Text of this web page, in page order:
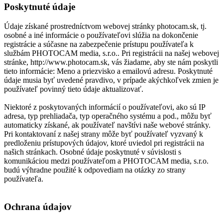
Poskytnuté údaje
Údaje získané prostredníctvom webovej stránky photocam.sk, tj.
osobné a iné informácie o používateľovi slúžia na dokončenie
registrácie a súčasne na zabezpečenie prístupu používateľa k
službám PHOTOCAM media, s.r.o.. Pri registrácii na našej webovej
stránke, http://www.photocam.sk, vás žiadame, aby ste nám poskytli
tieto informácie: Meno a priezvisko a emailovú adresu. Poskytnuté
údaje musia byť uvedené pravdivo, v prípade akýchkoľvek zmien je
používateľ povinný tieto údaje aktualizovať.
Niektoré z poskytovaných informácií o používateľovi, ako sú IP
adresa, typ prehliadača, typ operačného systému a pod., môžu byť
automaticky získané, ak používateľ navštívi naše webové stránky.
Pri kontaktovaní z našej strany môže byť používateľ vyzvaný k
predloženiu prístupových údajov, ktoré uviedol pri registrácii na
našich stránkach. Osobné údaje poskytnuté v súvislosti s
komunikáciou medzi používateľom a PHOTOCAM media, s.r.o.
budú výhradne použité k odpovediam na otázky zo strany
používateľa.
Ochrana údajov